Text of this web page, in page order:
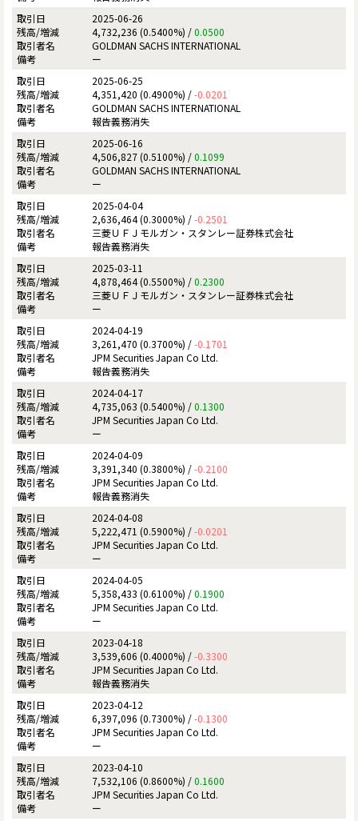
2025-06-26
4,732,236 (0.5400%) /0.0500
GOLDMAN SACHS INTERNATIONAL
ー
2025-06-25
4,351,420 (0.4900%) /-0.0201
GOLDMAN SACHS INTERNATIONAL
報告義務消失
2025-06-16
4,506,827 (0.5100%) /0.1099
GOLDMAN SACHS INTERNATIONAL
ー
2025-04-04
2,636,464 (0.3000%) /-0.2501
三菱ＵＦＪモルガン・スタンレー証券株式会社
報告義務消失
2025-03-11
4,878,464 (0.5500%) /0.2300
三菱ＵＦＪモルガン・スタンレー証券株式会社
ー
2024-04-19
3,261,470 (0.3700%) /-0.1701
JPM Securities Japan Co Ltd.
報告義務消失
2024-04-17
4,735,063 (0.5400%) /0.1300
JPM Securities Japan Co Ltd.
ー
2024-04-09
3,391,340 (0.3800%) /-0.2100
JPM Securities Japan Co Ltd.
報告義務消失
2024-04-08
5,222,471 (0.5900%) /-0.0201
JPM Securities Japan Co Ltd.
ー
2024-04-05
5,358,433 (0.6100%) /0.1900
JPM Securities Japan Co Ltd.
ー
2023-04-18
3,539,606 (0.4000%) /-0.3300
JPM Securities Japan Co Ltd.
報告義務消失
2023-04-12
6,397,096 (0.7300%) /-0.1300
JPM Securities Japan Co Ltd.
ー
2023-04-10
7,532,106 (0.8600%) /0.1600
JPM Securities Japan Co Ltd.
ー